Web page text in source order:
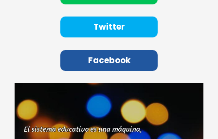
Twitter
Facebook